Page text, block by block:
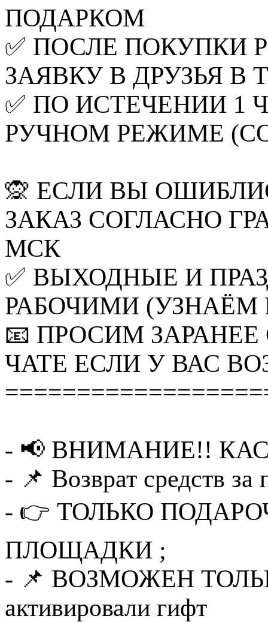
ПОДАРКОМ
✅ ПОСЛЕ ПОКУПКИ
ЗАЯВКУ В ДРУЗЬЯ В
✅ ПО ИСТЕЧЕНИИ 1
РУЧНОМ РЕЖИМЕ
🙊 ЕСЛИ ВЫ
ЗАКАЗ СОГЛАСНО
МСК
✅ ВЫХОДНЫЕ И
РАБОЧИМИ
📧 ПРОСИМ
ЧАТЕ ЕСЛИ У ВАС
- 📢 ВНИМАНИЕ!!
- 📌 Возврат средств
- 👉 ТОЛЬКО
ПЛОЩАДКИ ;
- 📌 ВОЗМОЖЕН
активировали гифт